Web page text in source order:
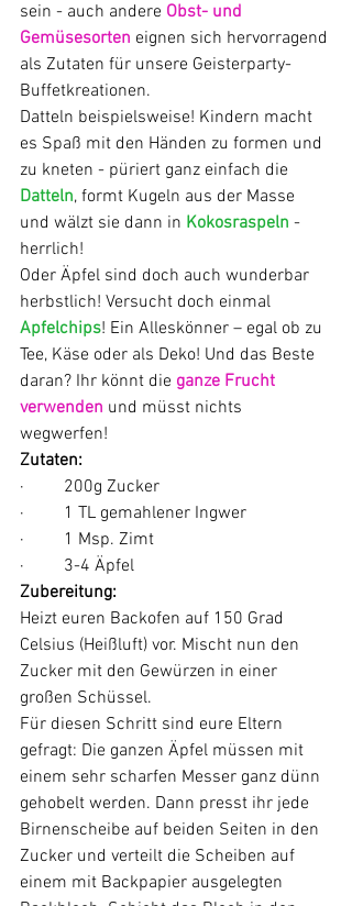
sein - auch andere Obst- und
Gemüsesorten eignen sich hervorragend
als Zutaten für unsere Geisterparty-
Buffetkreationen.
Datteln beispielsweise! Kindern macht
es Spaß mit den Händen zu formen und
zu kneten - püriert ganz einfach die
Datteln, formt Kugeln aus der Masse
und wälzt sie dann in Kokosraspeln -
herrlich!
Oder Äpfel sind doch auch wunderbar
herbstlich! Versucht doch einmal
Apfelchips! Ein Alleskönner – egal ob zu
Tee, Käse oder als Deko! Und das Beste
daran? Ihr könnt die ganze Frucht
verwenden und müsst nichts
wegwerfen!
Zutaten:
·         200g Zucker
·         1 TL gemahlener Ingwer
·         1 Msp. Zimt
·         3-4 Äpfel
Zubereitung:
Heizt euren Backofen auf 150 Grad
Celsius (Heißluft) vor. Mischt nun den
Zucker mit den Gewürzen in einer
großen Schüssel.
Für diesen Schritt sind eure Eltern
gefragt: Die ganzen Äpfel müssen mit
einem sehr scharfen Messer ganz dünn
gehobelt werden. Dann presst ihr jede
Birnenscheibe auf beiden Seiten in den
Zucker und verteilt die Scheiben auf
einem mit Backpapier ausgelegten